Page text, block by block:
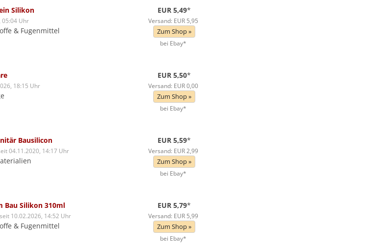
Silikon
05:04 Uhr
& Fugenmittel
EUR 5,49*
Versand: EUR 5,95
Zum Shop »
bei Ebay*
18:15 Uhr
EUR 5,50*
Versand: EUR 0,00
Zum Shop »
bei Ebay*
Bausilicon
04.11.2020, 14:17 Uhr
EUR 5,59*
Versand: EUR 2,99
Zum Shop »
bei Ebay*
Bau Silikon 310ml
10.02.2026, 14:52 Uhr
& Fugenmittel
EUR 5,79*
Versand: EUR 5,99
Zum Shop »
bei Ebay*